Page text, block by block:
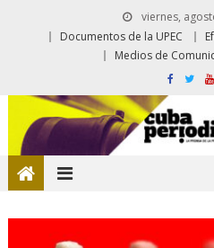
viernes,
Documentos de la UPEC
Medios de